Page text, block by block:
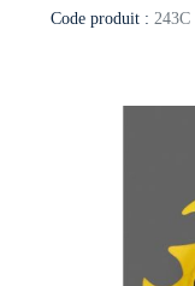
Code produit : 243C